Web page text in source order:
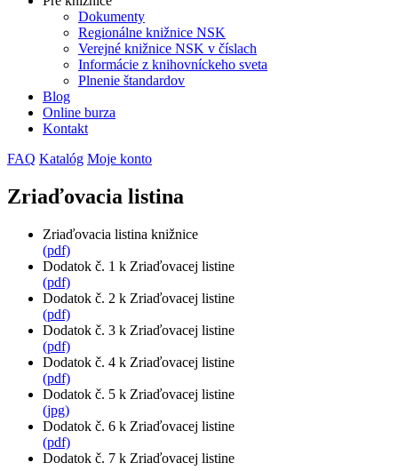
Dokumenty
Regionálne knižnice NSK
Verejné knižnice NSK v číslach
Informácie z knihovníckeho sveta
Plnenie štandardov
Blog
Online burza
Kontakt
FAQ Katalóg Moje konto
Zriaďovacia listina
Zriaďovacia listina knižnice
(pdf)
Dodatok č. 1 k Zriaďovacej listine
(pdf)
Dodatok č. 2 k Zriaďovacej listine
(pdf)
Dodatok č. 3 k Zriaďovacej listine
(pdf)
Dodatok č. 4 k Zriaďovacej listine
(pdf)
Dodatok č. 5 k Zriaďovacej listine
(jpg)
Dodatok č. 6 k Zriaďovacej listine
(pdf)
Dodatok č. 7 k Zriaďovacej listine